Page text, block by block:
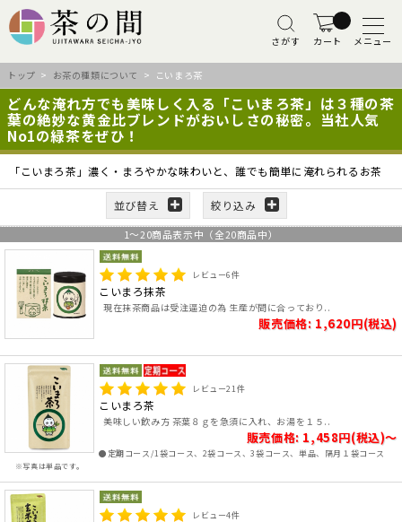
さがす カート メニュー
トップ > お茶の種類について > こいまろ茶
どんな淹れ方でも美味しく入る「こいまろ茶」は３種の茶
葉の絶妙な黄金比ブレンドがおいしさの秘密。当社人気
No1の緑茶をぜひ！
「こいまろ茶」濃く・まろやかな味わいと、誰でも簡単に淹れられるお茶
並び替え 絞り込み
1～20商品表示中（全20商品中）
レビュー6件
こいまろ抹茶
現在抹茶商品は受注逼迫の為 生産が間に合っており..
販売価格: 1,620円(税込)
※写真は単品です。
レビュー21件
こいまろ茶
美味しい飲み方 茶葉８ｇを急須に入れ、お湯を１５..
販売価格: 1,458円(税込)～
●定期コース/1袋コース、2袋コース、3袋コース、単品、隔月１袋コース
レビュー4件